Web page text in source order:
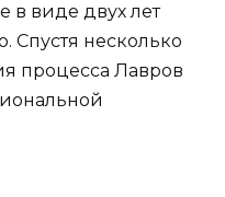
в виде двух лет
Спустя несколько
процесса Лавров